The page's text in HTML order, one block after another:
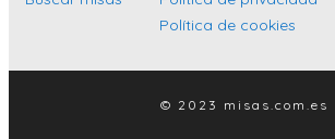
Alicante
Política de cookies
© 2023 misas.com.es